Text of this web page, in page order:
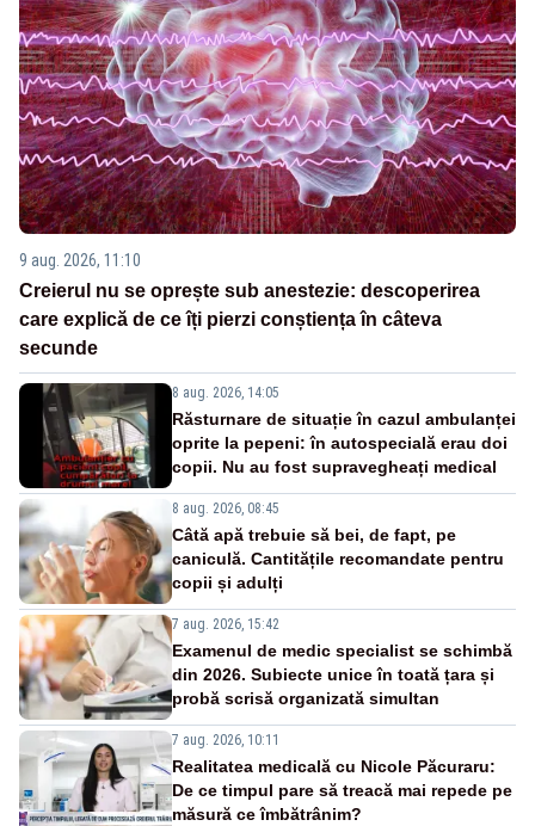
9 aug. 2026, 11:10
Creierul nu se oprește sub anestezie: descoperirea
care explică de ce îți pierzi conștiența în câteva
secunde
8 aug. 2026, 14:05
Răsturnare de situație în cazul ambulanței
oprite la pepeni: în autospecială erau doi
copii. Nu au fost supravegheați medical
8 aug. 2026, 08:45
Câtă apă trebuie să bei, de fapt, pe
caniculă. Cantitățile recomandate pentru
copii și adulți
7 aug. 2026, 15:42
Examenul de medic specialist se schimbă
din 2026. Subiecte unice în toată țara și
probă scrisă organizată simultan
7 aug. 2026, 10:11
Realitatea medicală cu Nicole Păcuraru:
De ce timpul pare să treacă mai repede pe
măsură ce îmbătrânim?